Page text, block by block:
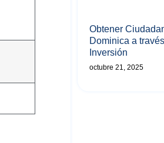
Obtener
Dominica a
Inversión
octubre 21, 2025